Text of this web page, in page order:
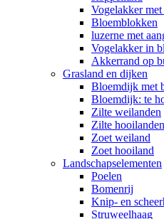
Vogelakker
Bloemblokken
luzerne met
Vogelakker in
Akkerrand op
Grasland en dijken
Bloemdijk met
Bloemdijk: te
Zilte weilanden
Zilte hooilanden
Zoet weiland
Zoet hooiland
Landschapselementen
Poelen
Bomenrij
Knip- en
Struweelhaag